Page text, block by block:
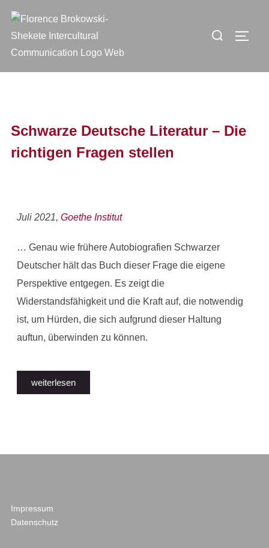
Schwarze Deutsche Literatur – Die
richtigen Fragen stellen
Juli 2021, Goethe Institut
… Genau wie frühere Autobiografien Schwarzer
Deutscher hält das Buch dieser Frage die eigene
Perspektive entgegen. Es zeigt die
Widerstandsfähigkeit und die Kraft auf, die notwendig
ist, um Hürden, die sich aufgrund dieser Haltung
auftun, überwinden zu können.
weiterlesen
Impressum
Datenschutz